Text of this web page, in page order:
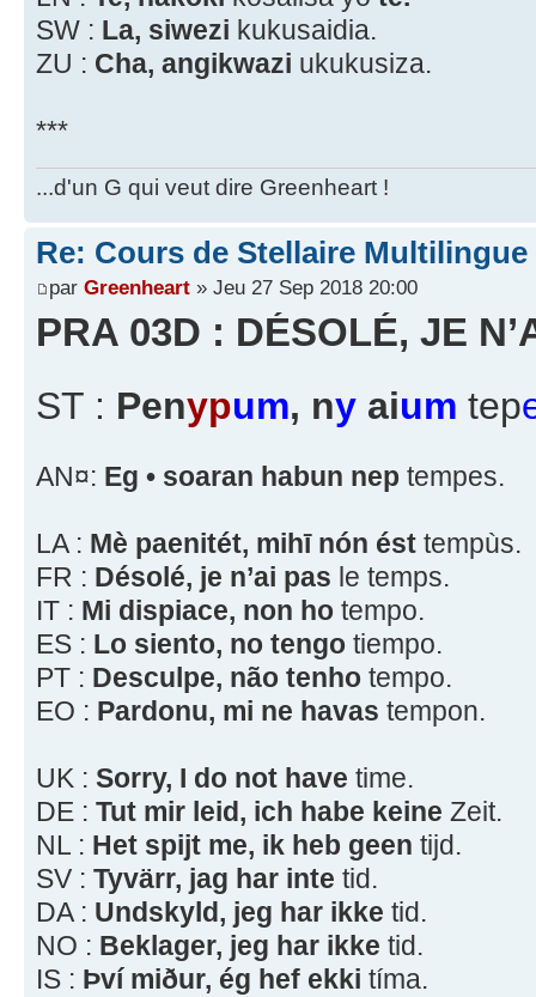
SW : La, siwezi kukusaidia.
ZU : Cha, angikwazi ukukusiza.
***
...d'un G qui veut dire Greenheart !
Re: Cours de Stellaire
par Greenheart » Jeu 27 Sep 2018 20:00
PRA 03D : DÉSOLÉ, JE
ST : Penypum, ny aium tep
AN¤: Eg • soaran habun nep tempes.
LA : Mè paenitét, mihī nón ést tempùs.
FR : Désolé, je n’ai pas le temps.
IT : Mi dispiace, non ho tempo.
ES : Lo siento, no tengo tiempo.
PT : Desculpe, não tenho tempo.
EO : Pardonu, mi ne havas tempon.
UK : Sorry, I do not have time.
DE : Tut mir leid, ich habe keine Zeit.
NL : Het spijt me, ik heb geen tijd.
SV : Tyvärr, jag har inte tid.
DA : Undskyld, jeg har ikke tid.
NO : Beklager, jeg har ikke tid.
IS : Því miður, ég hef ekki tíma.